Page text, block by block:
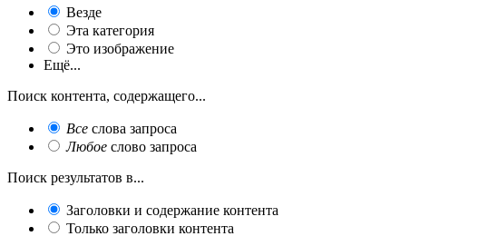
Везде
Эта категория
Это изображение
Ещё...
Поиск контента, содержащего...
Все слова запроса
Любое слово запроса
Поиск результатов в...
Заголовки и содержание контента
Только заголовки контента